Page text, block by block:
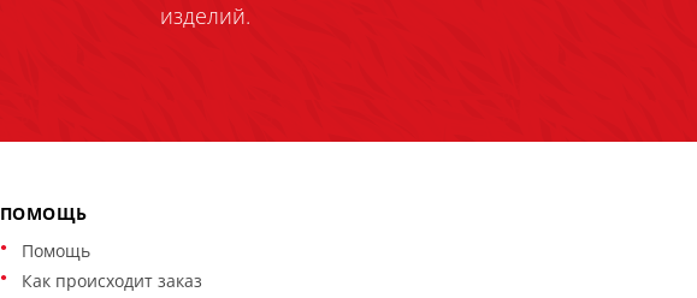
изделий.
ПОМОЩЬ
Помощь
Как происходит заказ